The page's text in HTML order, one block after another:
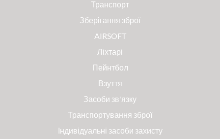
Транспорт
Зберігання зброї
AIRSOFT
Ліхтарі
Пейнтбол
Взуття
Засоби зв'язку
Транспортування зброї
Індивідуальні засоби захисту